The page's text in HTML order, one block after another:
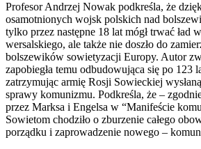
Profesor Andrzej Nowak podkreśla, że
osamotnionych wojsk polskich nad
tylko przez następne 18 lat mógł trwać ład
wersalskiego, ale także nie doszło do
bolszewików sowietyzacji Europy. Autor
zapobiegła temu odbudowująca się po 123
zatrzymując armię Rosji Sowieckiej
sprawy komunizmu. Podkreśla, że –
przez Marksa i Engelsa w “Manifeście
Sowietom chodziło o zburzenie całego
porządku i zaprowadzenie nowego –